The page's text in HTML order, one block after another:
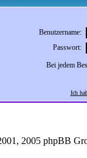
Benutzername:
Passwort:
Bei jedem
Ich
2005 phpBB